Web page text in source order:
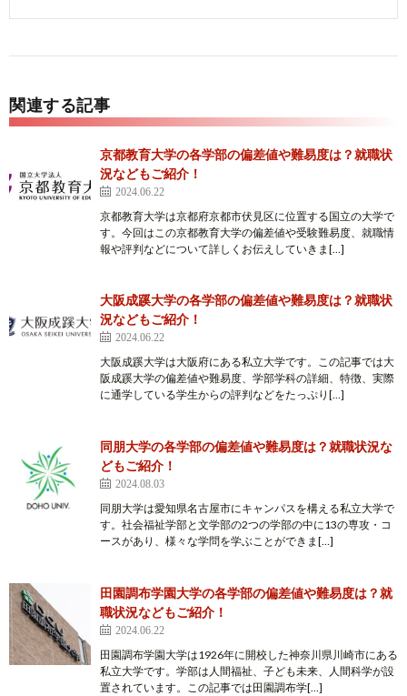
関連する記事
京都教育大学の各学部の偏差値や難易度は？就職状
況などもご紹介！
2024.06.22
京都教育大学は京都府京都市伏見区に位置する国立の大学で
す。今回はこの京都教育大学の偏差値や受験難易度、就職情
報や評判などについて詳しくお伝えしていきま[…]
大阪成蹊大学の各学部の偏差値や難易度は？就職状
況などもご紹介！
2024.06.22
大阪成蹊大学は大阪府にある私立大学です。この記事では大
阪成蹊大学の偏差値や難易度、学部学科の詳細、特徴、実際
に通学している学生からの評判などをたっぷり[…]
同朋大学の各学部の偏差値や難易度は？就職状況な
どもご紹介！
2024.08.03
同朋大学は愛知県名古屋市にキャンパスを構える私立大学で
す。社会福祉学部と文学部の2つの学部の中に13の専攻・コ
ースがあり、様々な学問を学ぶことができま[…]
田園調布学園大学の各学部の偏差値や難易度は？就
職状況などもご紹介！
2024.06.22
田園調布学園大学は1926年に開校した神奈川県川崎市にある
私立大学です。学部は人間福祉、子ども未来、人間科学が設
置されています。この記事では田園調布学[…]